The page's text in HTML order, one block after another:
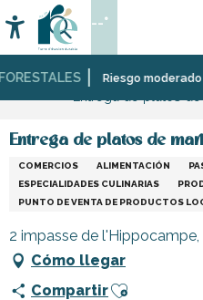
au
contenu
principal
Riesgo moderado
Accessibilité
Buscar
--°
Página Web
Entrega de platos de
COMERCIOS ALIMENTACIÓN
ESPECIALIDADES CULINARIAS
PUNTO DE VENTA DE PRODUCTOS
2 impasse de
Cómo llegar
CompartirAjouter aux